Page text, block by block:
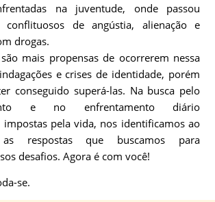
na juventude, onde passou
de angústia, alienação e
drogas.
são mais propensas de ocorrerem nessa
e crises de identidade, porém
conseguido superá-las. Na busca pelo
e no enfrentamento diário
impostas pela vida, nos identificamos ao
as respostas que buscamos para
desafios. Agora é com você!
se.